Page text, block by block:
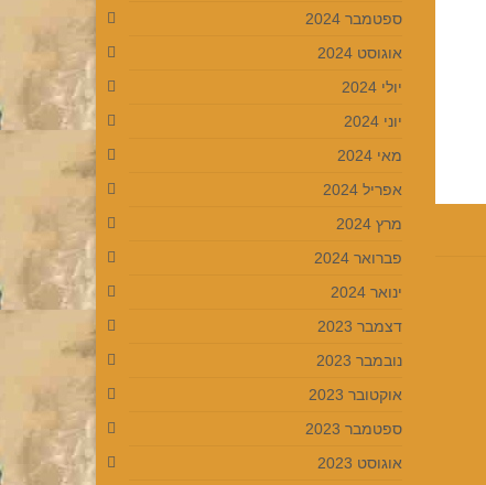
ספטמבר 2024
אוגוסט 2024
יולי 2024
יוני 2024
מאי 2024
אפריל 2024
מרץ 2024
פברואר 2024
ינואר 2024
דצמבר 2023
נובמבר 2023
אוקטובר 2023
ספטמבר 2023
אוגוסט 2023